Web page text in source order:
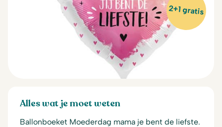
2+1 gratis
Alles wat je moet weten
Ballonboeket Moederdag mama je bent de liefste.